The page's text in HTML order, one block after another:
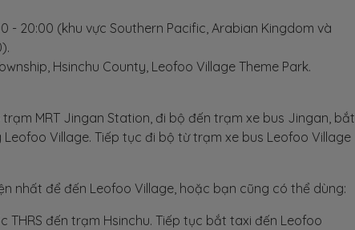
- 20:00 (khu vực Southern Pacific, Arabian Kingdom và
Hsinchu County, Leofoo Village Theme Park.
trạm MRT Jingan Station, đi bộ đến trạm xe bus Jingan, bắt
Village. Tiếp tục đi bộ từ trạm xe bus Leofoo Village
nhất để đến Leofoo Village, hoặc bạn cũng có thể dùng:
THRS đến trạm Hsinchu. Tiếp tục bắt taxi đến Leofoo